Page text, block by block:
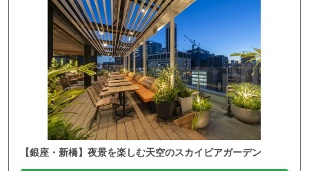
【銀座・新橋】夜景を楽しむ天空のスカイビアガーデン